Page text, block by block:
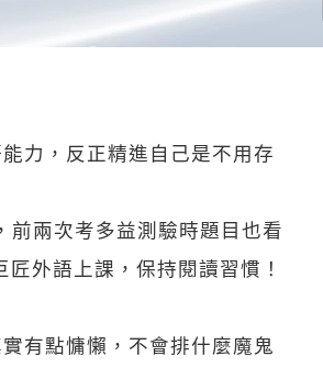
力，反正精進自己是不用存
兩次考多益測驗時題目也看
外語上課，保持閱讀習慣！
有點慵懶，不會排什麼魔鬼